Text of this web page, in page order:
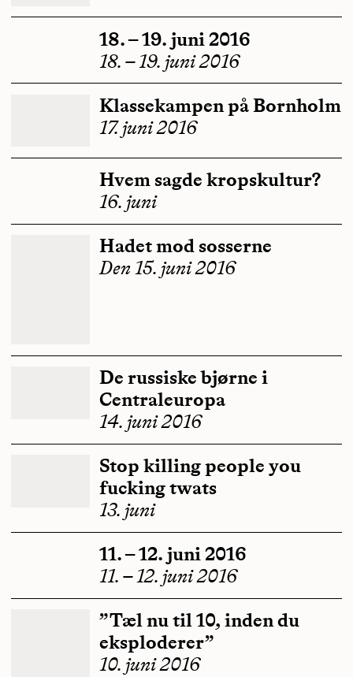
18. – 19. juni 2016
18. – 19. juni 2016
Klassekampen på Bornholm
17. juni 2016
Hvem sagde kropskultur?
16. juni
Hadet mod sosserne
Den 15. juni 2016
De russiske bjørne i
Centraleuropa
14. juni 2016
Stop killing people you
fucking twats
13. juni
11. – 12. juni 2016
11. – 12. juni 2016
”Tæl nu til 10, inden du
eksploderer”
10. juni 2016